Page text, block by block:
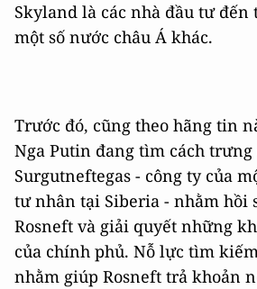
Skyland là các nhà đầu tư đến
một số nước châu Á khác.
Trước đó, cũng theo hãng tin
Nga Putin đang tìm cách trưng
Surgutneftegas - công ty của
tư nhân tại Siberia - nhằm hồi
Rosneft và giải quyết những
của chính phủ. Nỗ lực tìm
nhằm giúp Rosneft trả khoản